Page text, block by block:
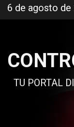
al
6 de agosto de
TU PORTAL